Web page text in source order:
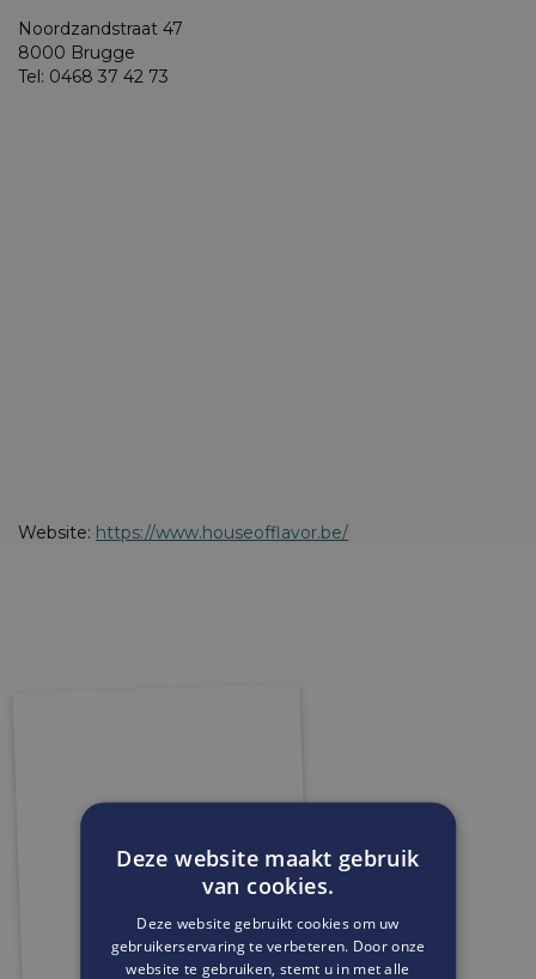
Noordzandstraat 47
8000 Brugge
Tel: 0468 37 42 73
Website: https://www.houseofflavor.be/
Deze website maakt gebruik
van cookies.
Deze website gebruikt cookies om uw
gebruikerservaring te verbeteren. Door onze
website te gebruiken, stemt u in met alle